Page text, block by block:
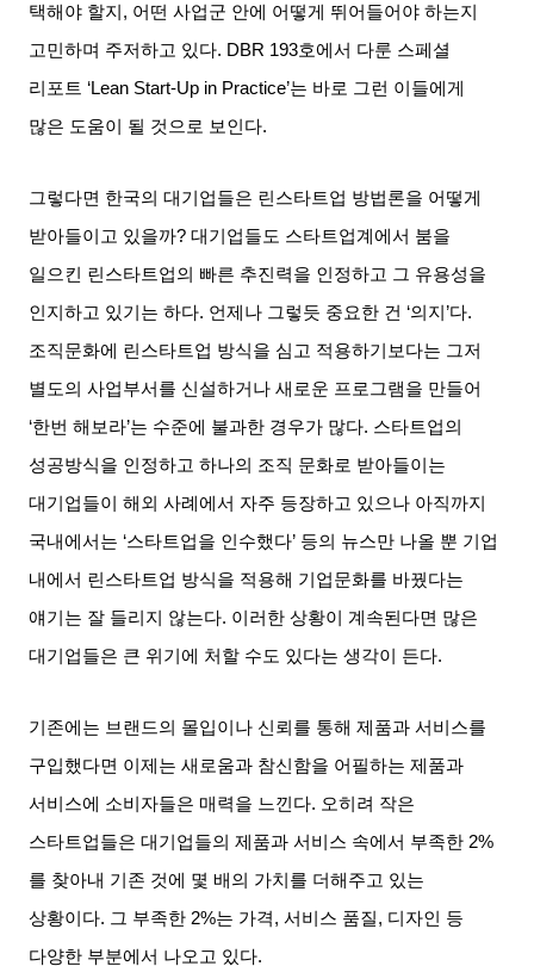
택해야 할지, 어떤 사업군 안에 어떻게 뛰어들어야 하는지
고민하며 주저하고 있다. DBR 193호에서 다룬 스페셜
리포트 ‘Lean Start-Up in Practice’는 바로 그런 이들에게
많은 도움이 될 것으로 보인다.
그렇다면 한국의 대기업들은 린스타트업 방법론을 어떻게
받아들이고 있을까?대기업들도 스타트업계에서 붐을
일으킨 린스타트업의 빠른 추진력을 인정하고 그 유용성을
인지하고 있기는 하다. 언제나 그렇듯 중요한 건 ‘의지’다.
조직문화에 린스타트업 방식을 심고 적용하기보다는 그저
별도의 사업부서를 신설하거나 새로운 프로그램을 만들어
‘한번 해보라’는 수준에 불과한 경우가 많다. 스타트업의
성공방식을 인정하고 하나의 조직 문화로 받아들이는
대기업들이 해외 사례에서 자주 등장하고 있으나 아직까지
국내에서는 ‘스타트업을 인수했다’ 등의 뉴스만 나올 뿐 기업
내에서 린스타트업 방식을 적용해 기업문화를 바꿨다는
얘기는 잘 들리지 않는다. 이러한 상황이 계속된다면 많은
대기업들은 큰 위기에 처할 수도 있다는 생각이 든다.
기존에는 브랜드의 몰입이나 신뢰를 통해 제품과 서비스를
구입했다면 이제는 새로움과 참신함을 어필하는 제품과
서비스에 소비자들은 매력을 느낀다. 오히려 작은
스타트업들은 대기업들의 제품과 서비스 속에서 부족한 2%
를 찾아내 기존 것에 몇 배의 가치를 더해주고 있는
상황이다. 그 부족한 2%는 가격,서비스 품질, 디자인 등
다양한 부분에서 나오고 있다.